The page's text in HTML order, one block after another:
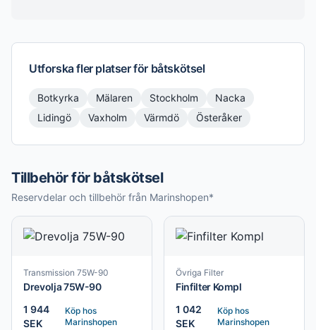
Utforska fler platser för båtskötsel
Botkyrka Mälaren Stockholm
Nacka
Lidingö
Vaxholm Värmdö Österåker
Tillbehör för båtskötsel
Reservdelar och tillbehör från Marinshopen*
Transmission 75W-90
Drevolja 75W-90
1 944
SEK
Köp hos
Marinshopen
Övriga Filter
Finfilter Kompl
1 042
SEK
Köp hos
Marinshopen